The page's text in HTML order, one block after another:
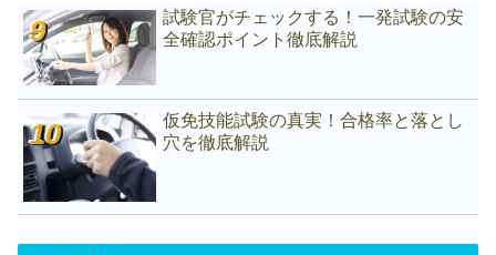
試験官がチェックする！一発試験の安
全確認ポイント徹底解説
仮免技能試験の真実！合格率と落とし
穴を徹底解説